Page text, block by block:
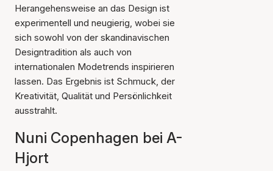
Herangehensweise an das Design ist
experimentell und neugierig, wobei sie
sich sowohl von der skandinavischen
Designtradition als auch von
internationalen Modetrends inspirieren
lassen. Das Ergebnis ist Schmuck, der
Kreativität, Qualität und Persönlichkeit
ausstrahlt.
Nuni Copenhagen bei A-
Hjort